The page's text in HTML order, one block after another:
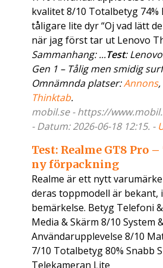
kvalitet 8/10 Totalbetyg
tåligare lite dyr “Oj vad lätt
när jag först tar ut Lenovo
Sammanhang: ...Test:
Gen 1 – Tålig men smidig
Omnämnda platser:Annons,
Thinktab.
mobil.se - https://
- Datum: 2026-06-18 12:15. -
Test: Realme GT8 Pro
ny förpackning
Realme är ett nytt
deras toppmodell är bekant,
bemärkelse. Betyg Telefoni
Media & Skärm 8/10 System
Användarupplevelse 8/10
7/10 Totalbetyg 80% Snabb
Telekameran Lite